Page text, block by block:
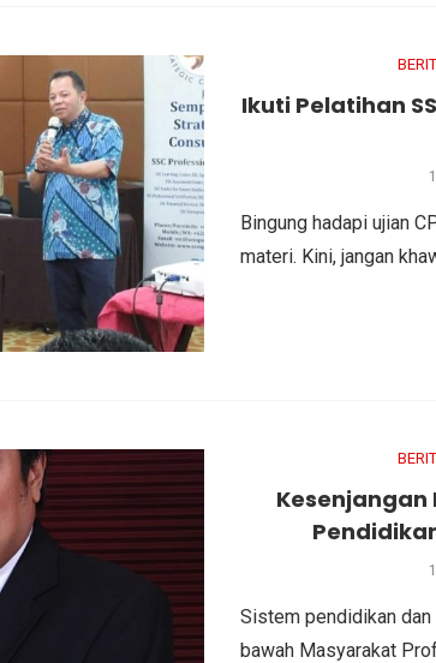
Ikuti Pelatihan
Bingung hadapi ujian
materi. Kini, jangan
Kesenjangan
Sistem pendidikan
bawah Masyarakat